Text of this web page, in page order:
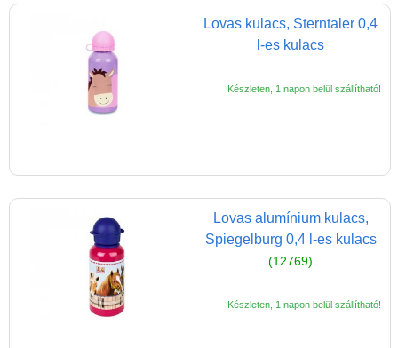
Lovas kulacs, Sterntaler 0,4
l-es kulacs
Készleten, 1 napon belül szállítható!
Lovas alumínium kulacs,
Spiegelburg 0,4 l-es kulacs
(12769)
Készleten, 1 napon belül szállítható!
Ovis hátizsák
Tornazsák
Sport táska
Flexilight világító
olvasólámpa és
könyvjelző
Flexistand hajlítható
mobiltartó
Kulacs iskolásoknak